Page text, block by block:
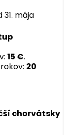
mája
15 €.
20
chorvátsky